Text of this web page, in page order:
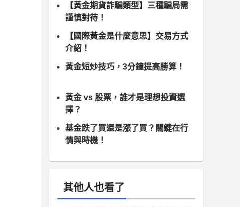
【黃金期貨詐騙類型】三種騙局需
謹慎對待！
【國際黃金是什麼意思】交易方式
介紹！
黃金短炒技巧，3分鐘提高勝算！
黃金 vs 股票，誰才是理想投資選
擇？
基金跌了買還是漲了買？關鍵在行
情與時機！
其他人也看了